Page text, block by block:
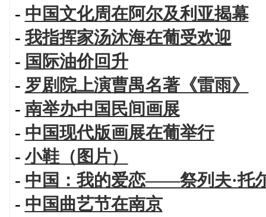
- 中国文化周在阿尔及利亚揭幕
- 我指挥家汤沐海在葡受欢迎
- 国际油价回升
- 罗剧院上演曹禺名著《雷雨》
- 南举办中国民间画展
- 中国现代版画展在葡举行
- 小鞋（图片）
- 中国：我的爱恋——祭列夫·托
- 中国曲艺节在南京